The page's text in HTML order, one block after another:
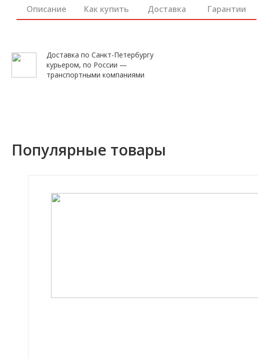
Описание Как купить Доставка Гарантии
Доставка по Санкт-Петербургу
курьером, по России —
транспортными компаниями
Популярные товары